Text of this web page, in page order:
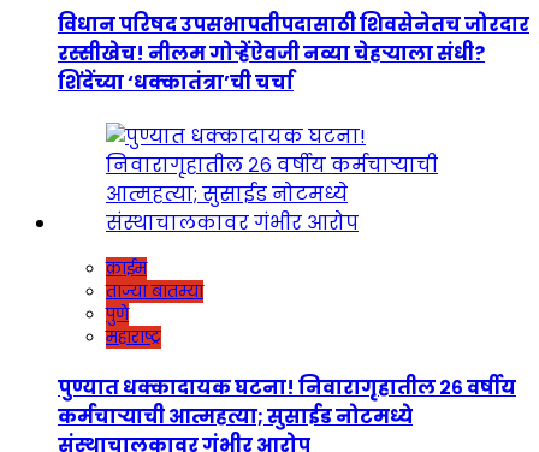
विधान परिषद उपसभापतीपदासाठी शिवसेनेतच जोरदार
रस्सीखेच! नीलम गोऱ्हेंऐवजी नव्या चेहऱ्याला संधी?
शिंदेंच्या ‘धक्कातंत्रा’ची चर्चा
क्राईम
ताज्या बातम्या
पुणे
महाराष्ट्र
पुण्यात धक्कादायक घटना! निवारागृहातील २६ वर्षीय
कर्मचाऱ्याची आत्महत्या; सुसाईड नोटमध्ये
संस्थाचालकावर गंभीर आरोप